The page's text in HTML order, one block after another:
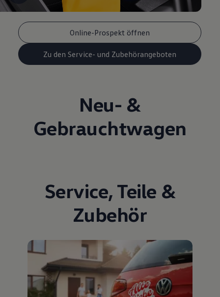
Online-Prospekt öffnen
Zu den Service- und Zubehörangeboten
Neu- &
Gebrauchtwagen
Service, Teile &
Zubehör